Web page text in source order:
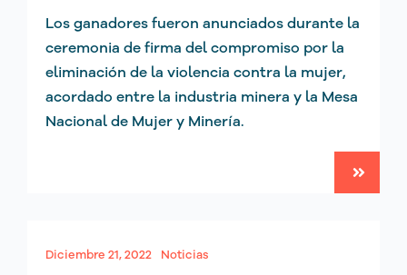
Los ganadores fueron anunciados durante la
ceremonia de firma del compromiso por la
eliminación de la violencia contra la mujer,
acordado entre la industria minera y la Mesa
Nacional de Mujer y Minería.
Diciembre 21, 2022 Noticias